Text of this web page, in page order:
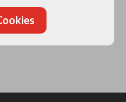
de Comerciants del Prat